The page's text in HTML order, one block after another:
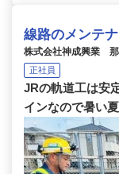
線路のメンテ
株式会社神成興業
正社員
JRの軌道工は安
インなので暑い